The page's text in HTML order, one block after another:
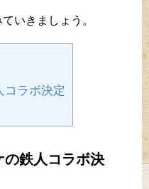
いきましょう。
コラボ決定
の鉄人コラボ決